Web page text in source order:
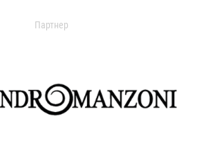
Партнер